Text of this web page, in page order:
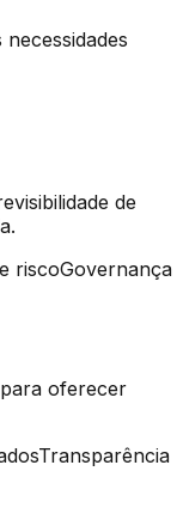
de
riscoGovernança
oferecer
Transparência